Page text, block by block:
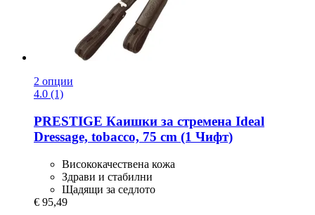
2 опции
4.0 (1)
PRESTIGE Каишки за стремена Ideal
Dressage, tobacco, 75 cm (1 Чифт)
Висококачествена кожа
Здрави и стабилни
Щадящи за седлото
€ 95,49